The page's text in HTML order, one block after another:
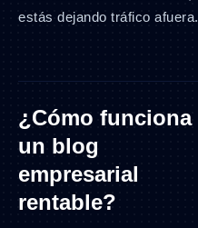
estás dejando tráfico afuera.
¿Cómo funciona
un blog
empresarial
rentable?